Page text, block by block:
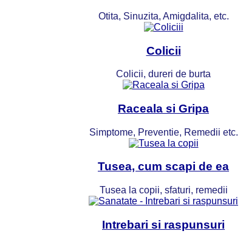
Otita, Sinuzita, Amigdalita, etc.
Colicii
Colicii, dureri de burta
Raceala si Gripa
Simptome, Preventie, Remedii etc.
Tusea, cum scapi de ea
Tusea la copii, sfaturi, remedii
Intrebari si raspunsuri